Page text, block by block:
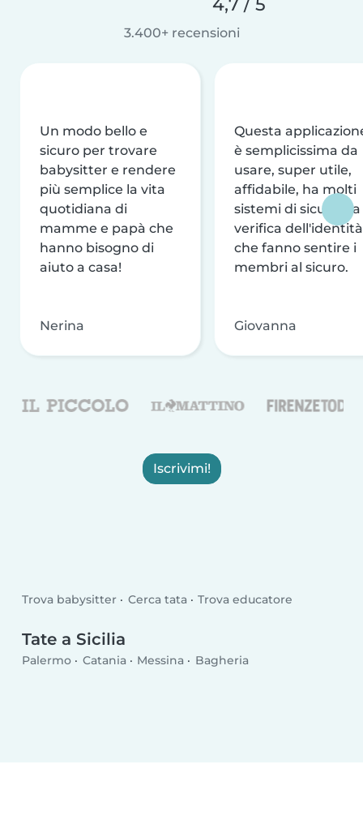
3.400+ recensioni
Un modo bello e
sicuro per trovare
babysitter e rendere
più semplice la vita
quotidiana di
mamme e papà che
hanno bisogno di
aiuto a casa!
Nerina
Questa
è semplicissima da
usare, super utile,
affidabile, ha molti
sistemi di sicurezza
verifica dell'identità
che fanno sentire i
membri al sicuro.
Giovanna
Iscrivimi!
Trova babysitter Cerca tata Trova educatore
Tate a Sicilia
Palermo Catania Messina Bagheria